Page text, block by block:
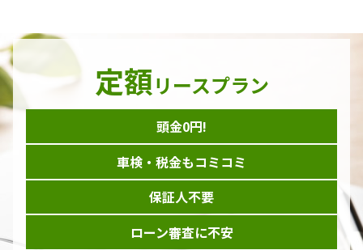
定額リースプラン
頭金0円!
車検・税金もコミコミ
保証人不要
ローン審査に不安